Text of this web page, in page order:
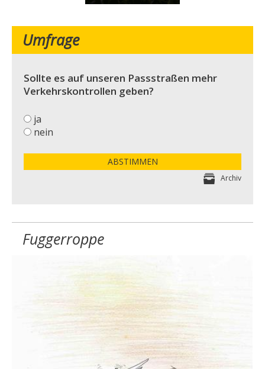
Umfrage
Sollte es auf unseren Passstraßen mehr
Verkehrskontrollen geben?
ja
nein
ABSTIMMEN
Archiv
Fuggerroppe